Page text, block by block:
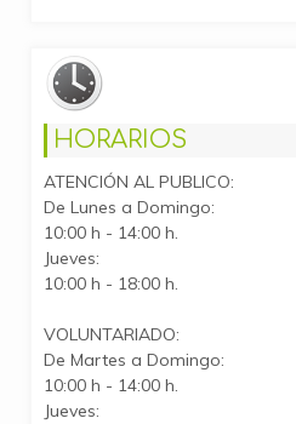
HORARIOS
ATENCIÓN AL PUBLICO:
De Lunes a Domingo:
10:00 h - 14:00 h.
Jueves:
10:00 h - 18:00 h.
VOLUNTARIADO:
De Martes a Domingo:
10:00 h - 14:00 h.
Jueves: